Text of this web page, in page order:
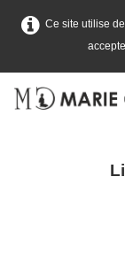
Ce site utilise